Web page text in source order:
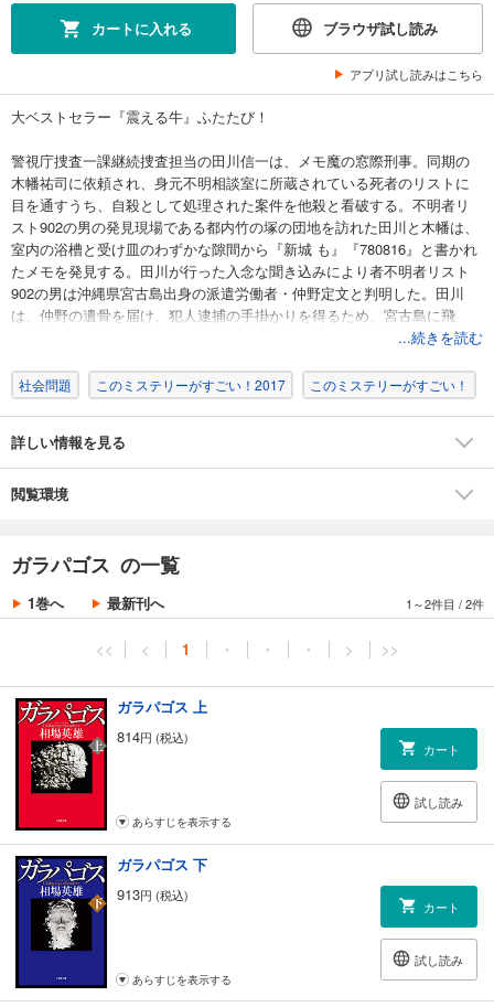
カートに入れる ブラウザ試し読み
アプリ試し読みはこちら
大ベストセラー『震える牛』ふたたび！
警視庁捜査一課継続捜査担当の田川信一は、メモ魔の窓際刑事。同期の
木幡祐司に依頼され、身元不明相談室に所蔵されている死者のリストに
目を通すうち、自殺として処理された案件を他殺と看破する。不明者リ
スト902の男の発見現場である都内竹の塚の団地を訪れた田川と木幡は、
室内の浴槽と受け皿のわずかな隙間から『新城 も』『780816』と書かれ
たメモを発見する。田川が行った入念な聞き込みにより者不明者リスト
902の男は沖縄県宮古島出身の派遣労働者・仲野定文と判明した。田川
は、仲野の遺骨を届け、犯人逮捕の手掛かりを得るため、宮古島に飛
ぶ。仲野は福岡の高専を優秀な成績で卒業しながら派遣労働者となり、
現代の生き地獄を暴露する危険きわまりない長編ミステリー！
...続きを読む
社会問題 このミステリーがすごい！2017 このミステリーがすごい！
詳しい情報を見る
閲覧環境
ガラパゴス の一覧
1巻へ 最新刊へ 1～2件目 /2件
<< < 1 ・ ・ ・ > >>
ガラパゴス 上
814円 (税込)
カート
試し読み
あらすじを表示する
ガラパゴス 下
913円 (税込)
カート
試し読み
あらすじを表示する